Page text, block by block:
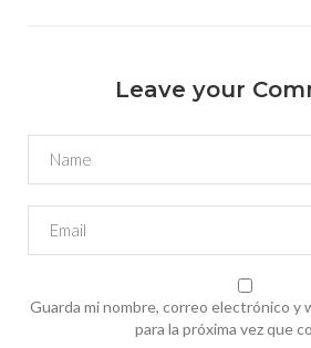
Leave your
Guarda mi nombre, correo electrónico y
para la próxima vez que